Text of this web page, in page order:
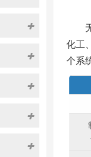
化工
个系